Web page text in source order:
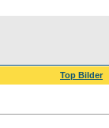
Top Bilder